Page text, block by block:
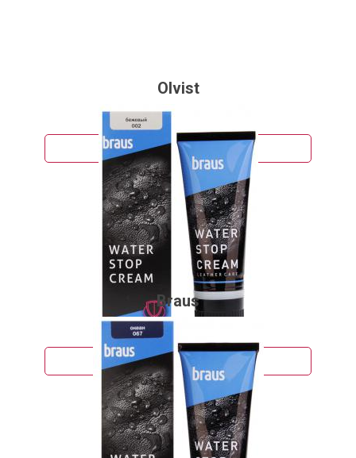
Olvist
190 руб.
Подробнее
Braus
326 руб.
Подробнее